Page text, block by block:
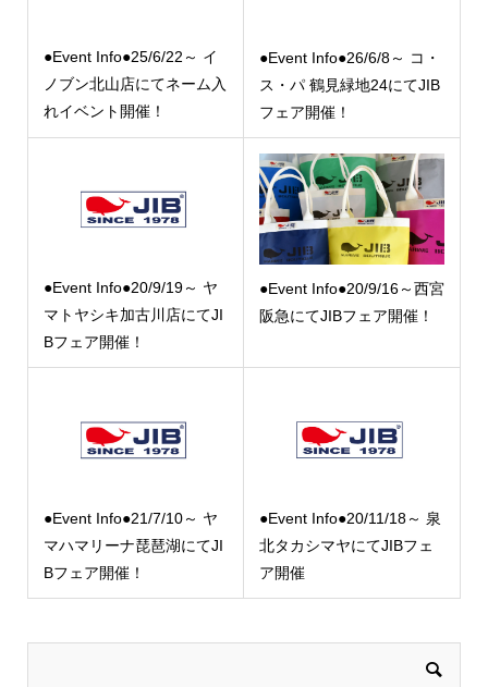
●Event Info●25/6/22～ イ
ノブン北山店にてネーム入
れイベント開催！
●Event Info●26/6/8～ コ・
ス・パ 鶴見緑地24にてJIB
フェア開催！
●Event Info●20/9/19～ ヤ
マトヤシキ加古川店にてJI
Bフェア開催！
●Event Info●20/9/16～西宮
阪急にてJIBフェア開催！
●Event Info●21/7/10～ ヤ
マハマリーナ琵琶湖にてJI
Bフェア開催！
●Event Info●20/11/18～ 泉
北タカシマヤにてJIBフェ
ア開催